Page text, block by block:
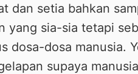
dan setia bahkan
yang sia-sia tetapi
dosa-dosa manusia.
supaya